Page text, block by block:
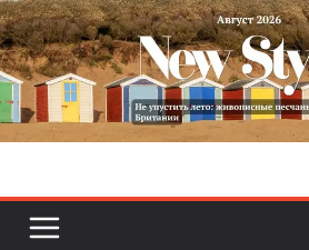
Skip
to
content